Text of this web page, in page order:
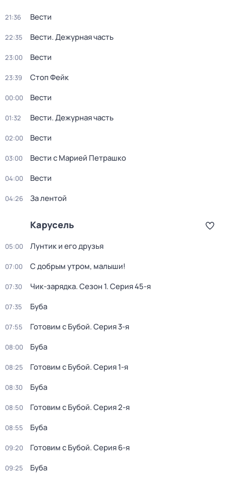
21:36 Вести
22:35 Вести. Дежурная часть
23:00 Вести
23:39 Стоп Фейк
00:00 Вести
01:32 Вести. Дежурная часть
02:00 Вести
03:00 Вести с Марией Петрашко
04:00 Вести
04:26 За лентой
Карусель
05:00 Лунтик и его друзья
07:00 С добрым утром, малыши!
07:30 Чик-зарядка. Сезон 1. Серия 45-я
07:35 Буба
07:55 Готовим с Бубой. Серия 3-я
08:00 Буба
08:25 Готовим с Бубой. Серия 1-я
08:30 Буба
08:50 Готовим с Бубой. Серия 2-я
08:55 Буба
09:20 Готовим с Бубой. Серия 6-я
09:25 Буба